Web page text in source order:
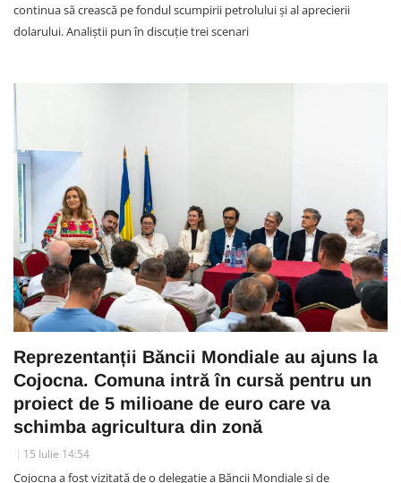
continua să crească pe fondul scumpirii petrolului și al aprecierii
dolarului. Analiștii pun în discuție trei scenari
Reprezentanții Băncii Mondiale au ajuns la
Cojocna. Comuna intră în cursă pentru un
proiect de 5 milioane de euro care va
schimba agricultura din zonă
15 Iulie 14:54
Cojocna a fost vizitată de o delegație a Băncii Mondiale și de